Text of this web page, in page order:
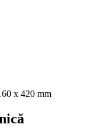
x 420 mm